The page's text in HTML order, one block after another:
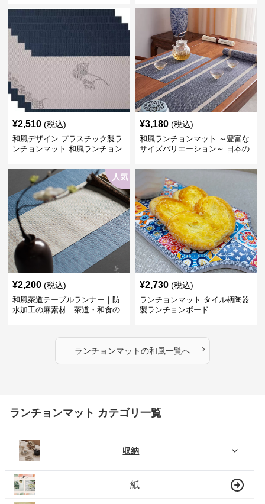
¥2,510 (税込)
和風デザイン プラスチック製ラ
ンチョンマット 和風ランチョン
イト帯
¥3,180 (税込)
和風ランチョンマット ～豊富な
サイズバリエーション～ 日本の
料無料～
人気
¥2,200 (税込)
和風茶道テーブルランナー｜防
水加工の麻素材｜茶道・和食の
¥2,730 (税込)
ランチョンマット タイル柄陶器
製ランチョンボード
ランチョンマットの和風一覧へ ›
ランチョンマット カテゴリ一覧
収納
紙